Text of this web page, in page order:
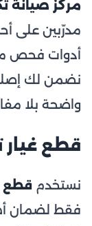
مركز صيانة
مدرّبين على
أدوات فحص
نضمن لك
واضحة بلا
قطع غيار
نستخدم قطع
فقط لضمان